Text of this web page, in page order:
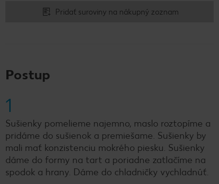
Pridať suroviny na nákupný zoznam
Postup
1
Sušienky pomelieme najemno, maslo roztopíme a
pridáme do sušienok a premiešame. Sušienky by
mali mať konzistenciu mokrého piesku. Sušienky
dáme do formy na tart a poriadne zatlačíme na
spodok a hrany. Dáme do chladničky vychladnúť.